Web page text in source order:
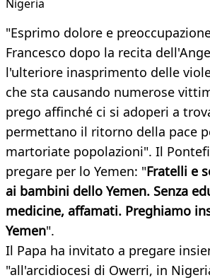
Nigeria
"Esprimo dolore e
Francesco dopo la recita
l'ulteriore inasprimento delle
che sta causando numerose
prego affinché ci si adoperi a
permettano il ritorno della pace
martoriate popolazioni". Il
pregare per lo Yemen: "Fratelli e
ai bambini dello Yemen. Senza
medicine, affamati. Preghiamo
Yemen".
Il Papa ha invitato a pregare
"all'arcidiocesi di Owerri, in